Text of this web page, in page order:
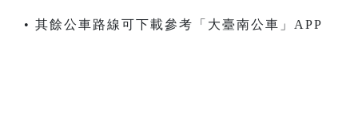
• 其餘公車路線可下載參考「大臺南公車」APP